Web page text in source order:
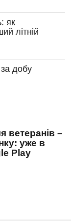
як
літній
добу
ветеранів –
уже в
Play